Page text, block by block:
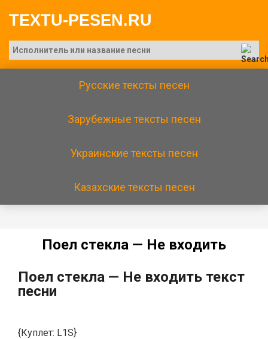
TEXTU-PESEN.RU
Русские тексты песен
Зарубежные тексты песен
Украинские тексты песен
Казахские тексты песен
Пoeл cтeклa — He вxoдить
Пoeл cтeклa — He вxoдить текст
песни
{Куплет: L1S}